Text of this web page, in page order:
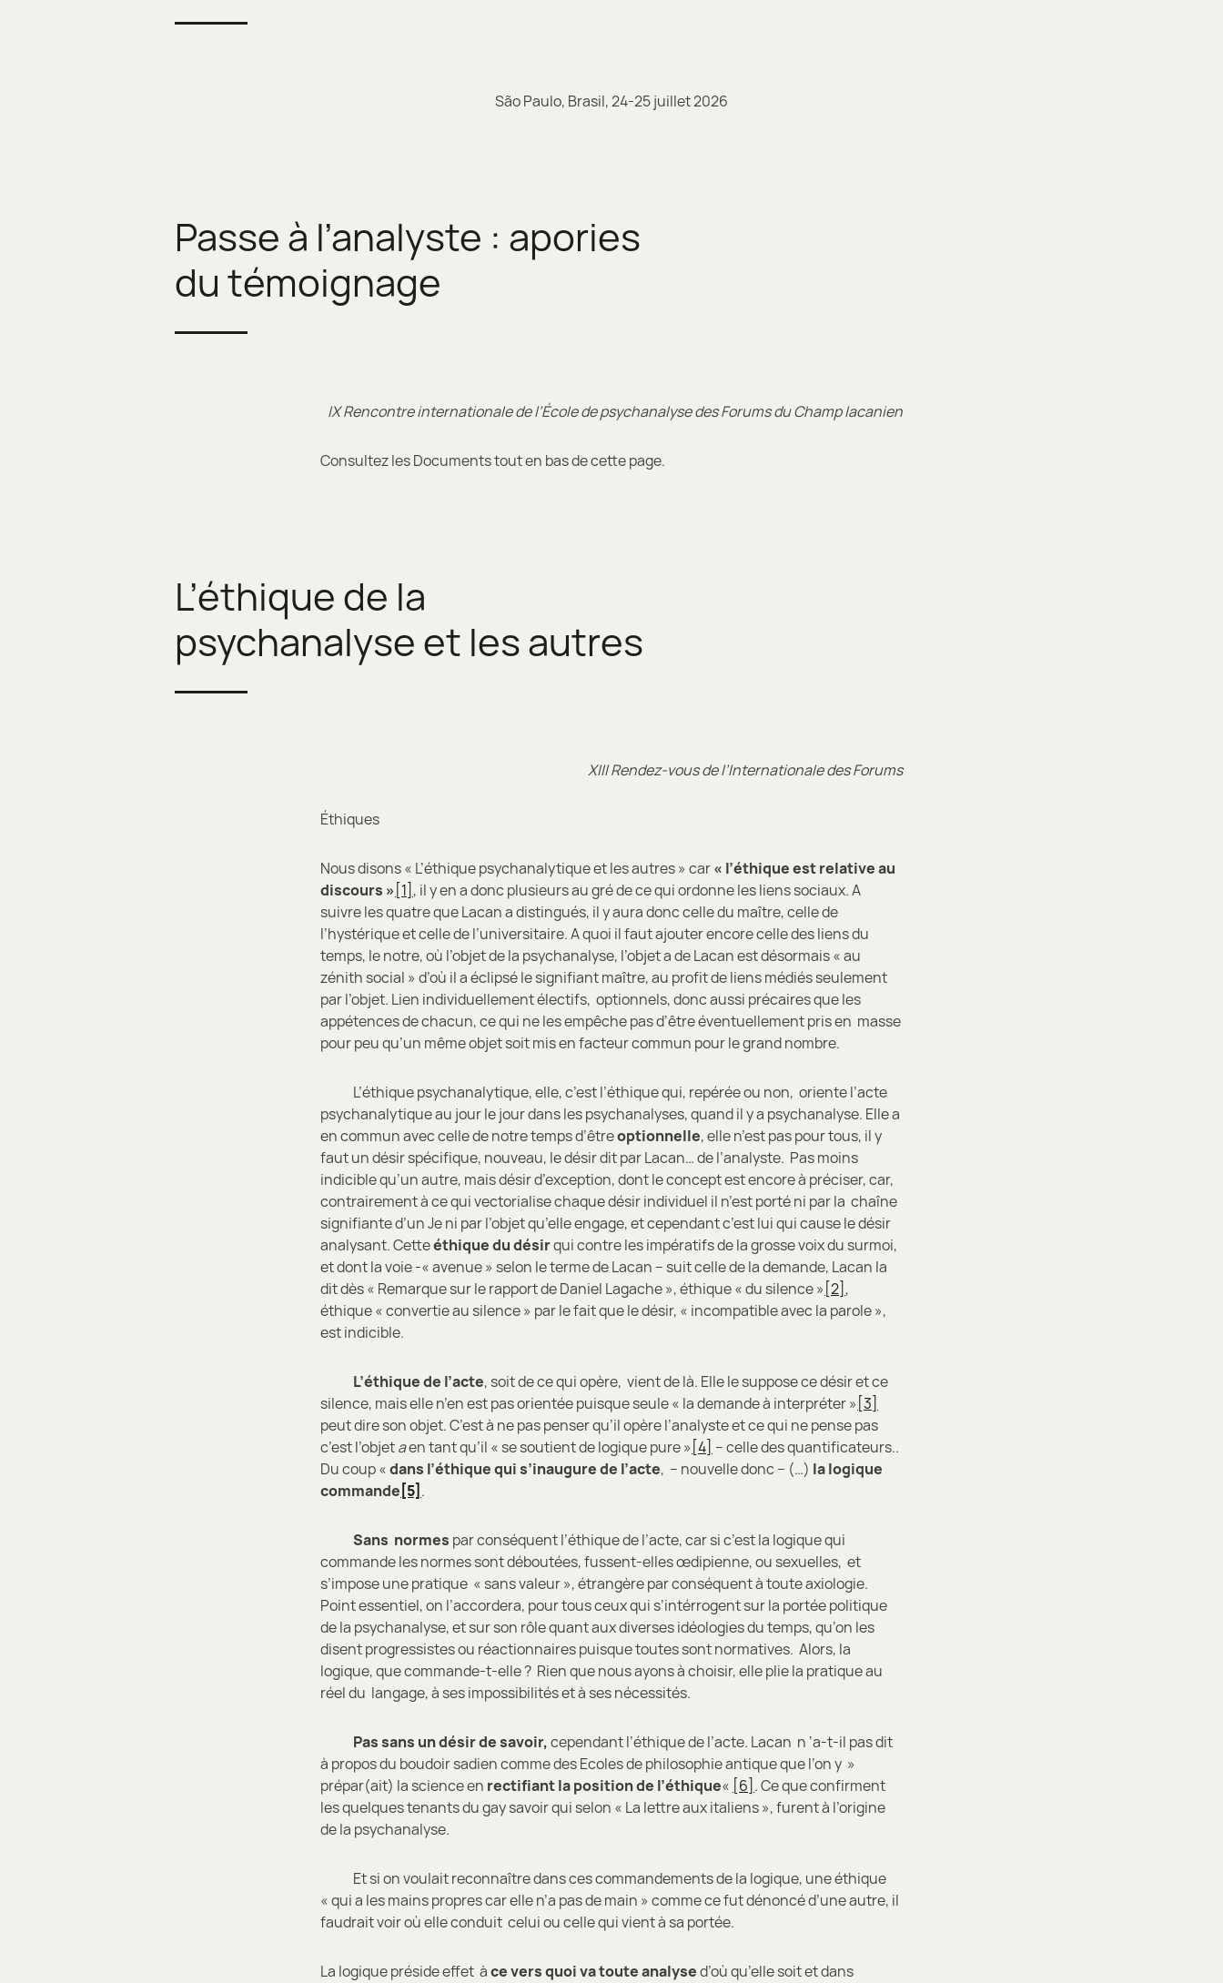
São Paulo, Brasil, 24-25 juillet 2026
Passe à l’analyste : apories
du témoignage
IX Rencontre internationale de l’École de psychanalyse des Forums du Champ lacanien
Consultez les Documents tout en bas de cette page.
L’éthique de la
psychanalyse et les autres
XIII Rendez-vous de l’Internationale des Forums
Éthiques
Nous disons « L’éthique psychanalytique et les autres » car« l’éthique est relative au
discours » [1] , il y en a donc plusieurs au gré de ce qui ordonne les liens sociaux. A
suivre les quatre que Lacan a distingués, il y aura donc celle du maître, celle de
l’hystérique et celle de l’universitaire. A quoi il faut ajouter encore celle des liens du
temps, le notre, où l’objet de la psychanalyse, l’objet a de Lacan est désormais « au
zénith social » d’où il a éclipsé le signifiant maître, au profit de liens médiés seulement
par l’objet. Lien individuellement électifs, optionnels, donc aussi précaires que les
appétences de chacun, ce qui ne les empêche pas d’être éventuellement pris en masse
pour peu qu’un même objet soit mis en facteur commun pour le grand nombre.
L’éthique psychanalytique, elle, c’est l’éthique qui, repérée ou non, oriente l’acte
psychanalytique au jour le jour dans les psychanalyses, quand il y a psychanalyse. Elle a
en commun avec celle de notre temps d’êtreoptionnelle, elle n’est pas pour tous, il y
faut un désir spécifique, nouveau, le désir dit par Lacan… de l’analyste. Pas moins
indicible qu’un autre, mais désir d’exception, dont le concept est encore à préciser, car,
contrairement à ce qui vectorialise chaque désir individuel il n’est porté ni par la chaîne
signifiante d’un Je ni par l’objet qu’elle engage, et cependant c’est lui qui cause le désir
analysant. Cetteéthique du désirqui contre les impératifs de la grosse voix du surmoi,
et dont la voie -« avenue » selon le terme de Lacan – suit celle de la demande, Lacan la
dit dès « Remarque sur le rapport de Daniel Lagache », éthique « du silence » [2] ,
éthique « convertie au silence » par le fait que le désir, « incompatible avec la parole »,
est indicible.
L’éthique de l’acte, soit de ce qui opère, vient de là. Elle le suppose ce désir et ce
silence, mais elle n’en est pas orientée puisque seule « la demande à interpréter » [3]
peut dire son objet. C’est à ne pas penser qu’il opère l’analyste et ce qui ne pense pas
c’est l’objetaen tant qu’il « se soutient de logique pure » [4] – celle des quantificateurs..
Du coup «dans l’éthique qui s’inaugure de l’acte, – nouvelle donc – (…) la logique
commande [5] .
Sans normes par conséquent l’éthique de l’acte, car si c’est la logique qui
commande les normes sont déboutées, fussent-elles œdipienne, ou sexuelles, et
s’impose une pratique « sans valeur », étrangère par conséquent à toute axiologie.
Point essentiel, on l’accordera, pour tous ceux qui s’intérrogent sur la portée politique
de la psychanalyse, et sur son rôle quant aux diverses idéologies du temps, qu’on les
disent progressistes ou réactionnaires puisque toutes sont normatives. Alors, la
logique, que commande-t-elle ? Rien que nous ayons à choisir, elle plie la pratique au
réel du langage, à ses impossibilités et à ses nécessités.
Pas sans un désir de savoir, cependant l’éthique de l’acte. Lacan n ‘a-t-il pas dit
à propos du boudoir sadien comme des Ecoles de philosophie antique que l’on y »
prépar(ait) la science en rectifiant la position de l’éthique« [6] . Ce que confirment
les quelques tenants du gay savoir qui selon « La lettre aux italiens », furent à l’origine
de la psychanalyse.
Et si on voulait reconnaître dans ces commandements de la logique, une éthique
« qui a les mains propres car elle n’a pas de main » comme ce fut dénoncé d’une autre, il
faudrait voir où elle conduit celui ou celle qui vient à sa portée.
La logique préside effet àce vers quoi va toute analysed’où qu’elle soit et dans